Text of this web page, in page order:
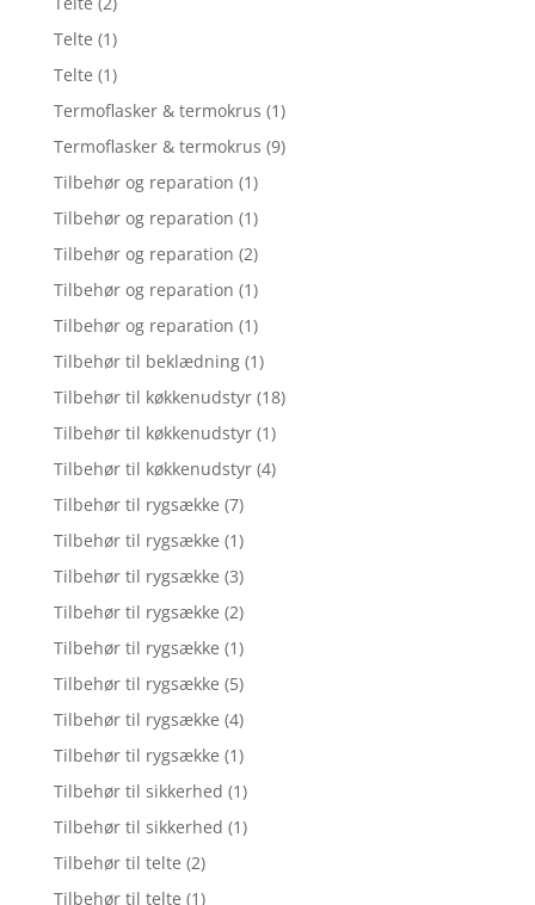
Telte (1)
Telte (1)
Termoflasker & termokrus (1)
Termoflasker & termokrus (9)
Tilbehør og reparation (1)
Tilbehør og reparation (1)
Tilbehør og reparation (2)
Tilbehør og reparation (1)
Tilbehør og reparation (1)
Tilbehør til beklædning (1)
Tilbehør til køkkenudstyr (18)
Tilbehør til køkkenudstyr (1)
Tilbehør til køkkenudstyr (4)
Tilbehør til rygsække (7)
Tilbehør til rygsække (1)
Tilbehør til rygsække (3)
Tilbehør til rygsække (2)
Tilbehør til rygsække (1)
Tilbehør til rygsække (5)
Tilbehør til rygsække (4)
Tilbehør til rygsække (1)
Tilbehør til sikkerhed (1)
Tilbehør til sikkerhed (1)
Tilbehør til telte (2)
Tilbehør til telte (1)